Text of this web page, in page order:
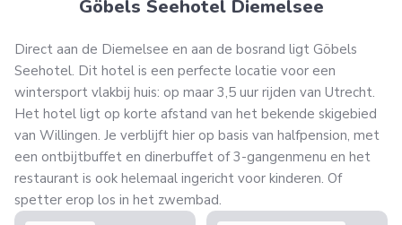
Göbels Seehotel Diemelsee
Direct aan de Diemelsee en aan de bosrand ligt Göbels
Seehotel. Dit hotel is een perfecte locatie voor een
wintersport vlakbij huis: op maar 3,5 uur rijden van Utrecht.
Het hotel ligt op korte afstand van het bekende skigebied
van Willingen. Je verblijft hier op basis van halfpension, met
een ontbijtbuffet en dinerbuffet of 3-gangenmenu en het
restaurant is ook helemaal ingericht voor kinderen. Of
spetter erop los in het zwembad.